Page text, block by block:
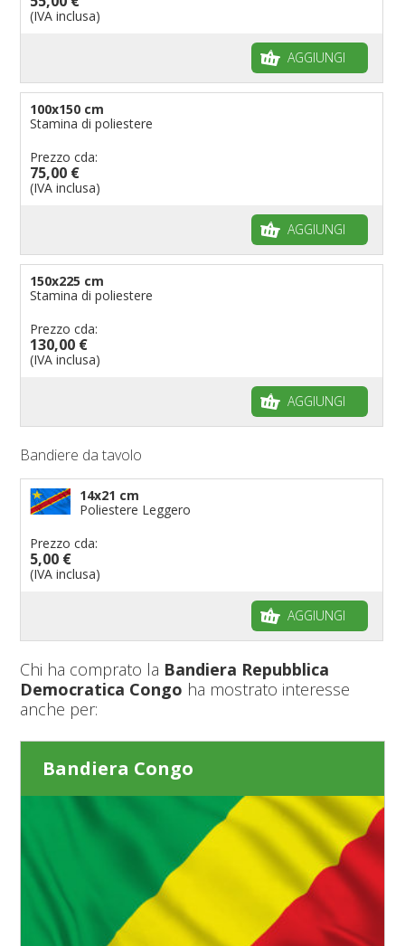
(IVA inclusa)
AGGIUNGI
100x150 cm
Stamina di poliestere
Prezzo cda:
75,00 €
(IVA inclusa)
AGGIUNGI
150x225 cm
Stamina di poliestere
Prezzo cda:
130,00 €
(IVA inclusa)
AGGIUNGI
Bandiere da tavolo
14x21 cm
Poliestere Leggero
Prezzo cda:
5,00 €
(IVA inclusa)
AGGIUNGI
Chi ha comprato la Bandiera Repubblica
Democratica Congo ha mostrato interesse
anche per:
Bandiera Congo